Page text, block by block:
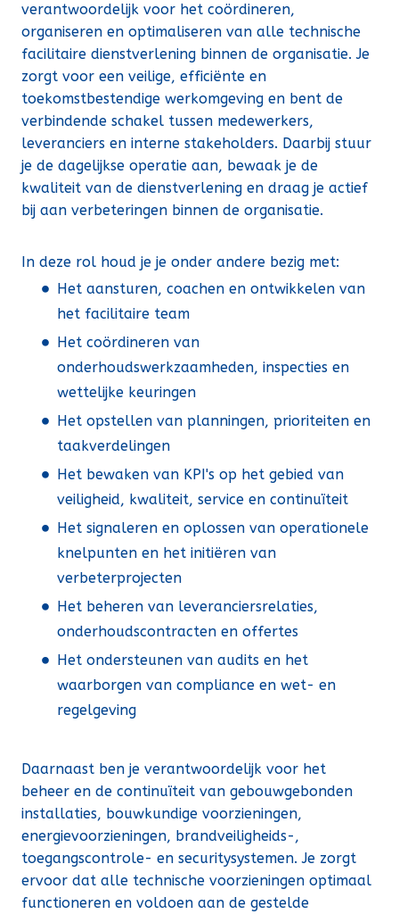
verantwoordelijk voor het coördineren,
organiseren en optimaliseren van alle technische
facilitaire dienstverlening binnen de organisatie. Je
zorgt voor een veilige, efficiënte en
toekomstbestendige werkomgeving en bent de
verbindende schakel tussen medewerkers,
leveranciers en interne stakeholders. Daarbij stuur
je de dagelijkse operatie aan, bewaak je de
kwaliteit van de dienstverlening en draag je actief
bij aan verbeteringen binnen de organisatie.
In deze rol houd je je onder andere bezig met:
Het aansturen, coachen en ontwikkelen van
het facilitaire team
Het coördineren van
onderhoudswerkzaamheden, inspecties en
wettelijke keuringen
Het opstellen van planningen, prioriteiten en
taakverdelingen
Het bewaken van KPI's op het gebied van
veiligheid, kwaliteit, service en continuïteit
Het signaleren en oplossen van operationele
knelpunten en het initiëren van
verbeterprojecten
Het beheren van leveranciersrelaties,
onderhoudscontracten en offertes
Het ondersteunen van audits en het
waarborgen van compliance en wet- en
regelgeving
Daarnaast ben je verantwoordelijk voor het
beheer en de continuïteit van gebouwgebonden
installaties, bouwkundige voorzieningen,
energievoorzieningen, brandveiligheids-,
toegangscontrole- en securitysystemen. Je zorgt
ervoor dat alle technische voorzieningen optimaal
functioneren en voldoen aan de gestelde